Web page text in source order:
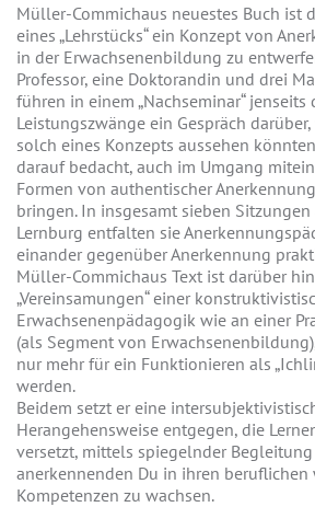
Müller-Commichaus neuestes Buch ist
eines „Lehrstücks“ ein Konzept von
in der Erwachsenenbildung zu
Professor, eine Doktorandin und drei
führen in einem „Nachseminar“
Leistungszwänge ein Gespräch
solch eines Konzepts aussehen
darauf bedacht, auch im Umgang
Formen von authentischer
bringen. In insgesamt sieben
Lernburg entfalten sie
einander gegenüber Anerkennung
Müller-Commichaus Text ist darüber
„Vereinsamungen“ einer
Erwachsenenpädagogik wie an einer
(als Segment von
nur mehr für ein Funktionieren als
werden.
Beidem setzt er eine
Herangehensweise entgegen, die
versetzt, mittels spiegelnder Begleitung
anerkennenden Du in ihren beruflichen
Kompetenzen zu wachsen.